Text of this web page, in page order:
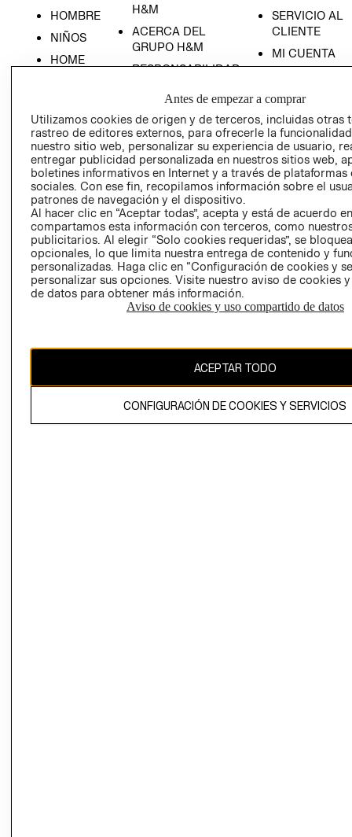
HOMBRE
NIÑOS
HOME
H&M
ACERCA DEL
GRUPO H&M
RESPONSABILIDAD
PRENSA
RELACIÓN CON
INVERSIONISTAS
POLÍTICA
EMPRESARIAL
SERVICIO AL
CLIENTE
MI CUENTA
- RETIRO EN
TIENDA
TÉRMINOS Y
CONDICIONES
PRIVACIDAD
GIFT CARD
AVISO DE
COOKIES
Uruguay ($U)
Antes de empezar a comprar
Utilizamos cookies de origen y de terceros, incluidas otras
rastreo de editores externos, para ofrecerle la
nuestro sitio web, personalizar su experiencia de usuario,
entregar publicidad personalizada en nuestros sitios web,
boletines informativos en Internet y a través de plataformas
sociales. Con ese fin, recopilamos información sobre el
patrones de navegación y el dispositivo.
Al hacer clic en “Aceptar todas”, acepta y está de acuerdo
compartamos esta información con terceros, como
publicitarios. Al elegir “Solo cookies requeridas”, se
opcionales, lo que limita nuestra entrega de contenido y
personalizadas. Haga clic en “Configuración de cookies y
personalizar sus opciones. Visite nuestro aviso de cookies
de datos para obtener más información.
Aviso de cookies y uso compartido de datos
ACEPTAR TODO
CONFIGURACIÓN DE COOKIES Y SERVICIOS